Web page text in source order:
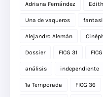
Adriana Fernández
Una de vaqueros
Alejandro Alemán
Dossier FICG 31
análisis independiente
1a Temporada FICG 36